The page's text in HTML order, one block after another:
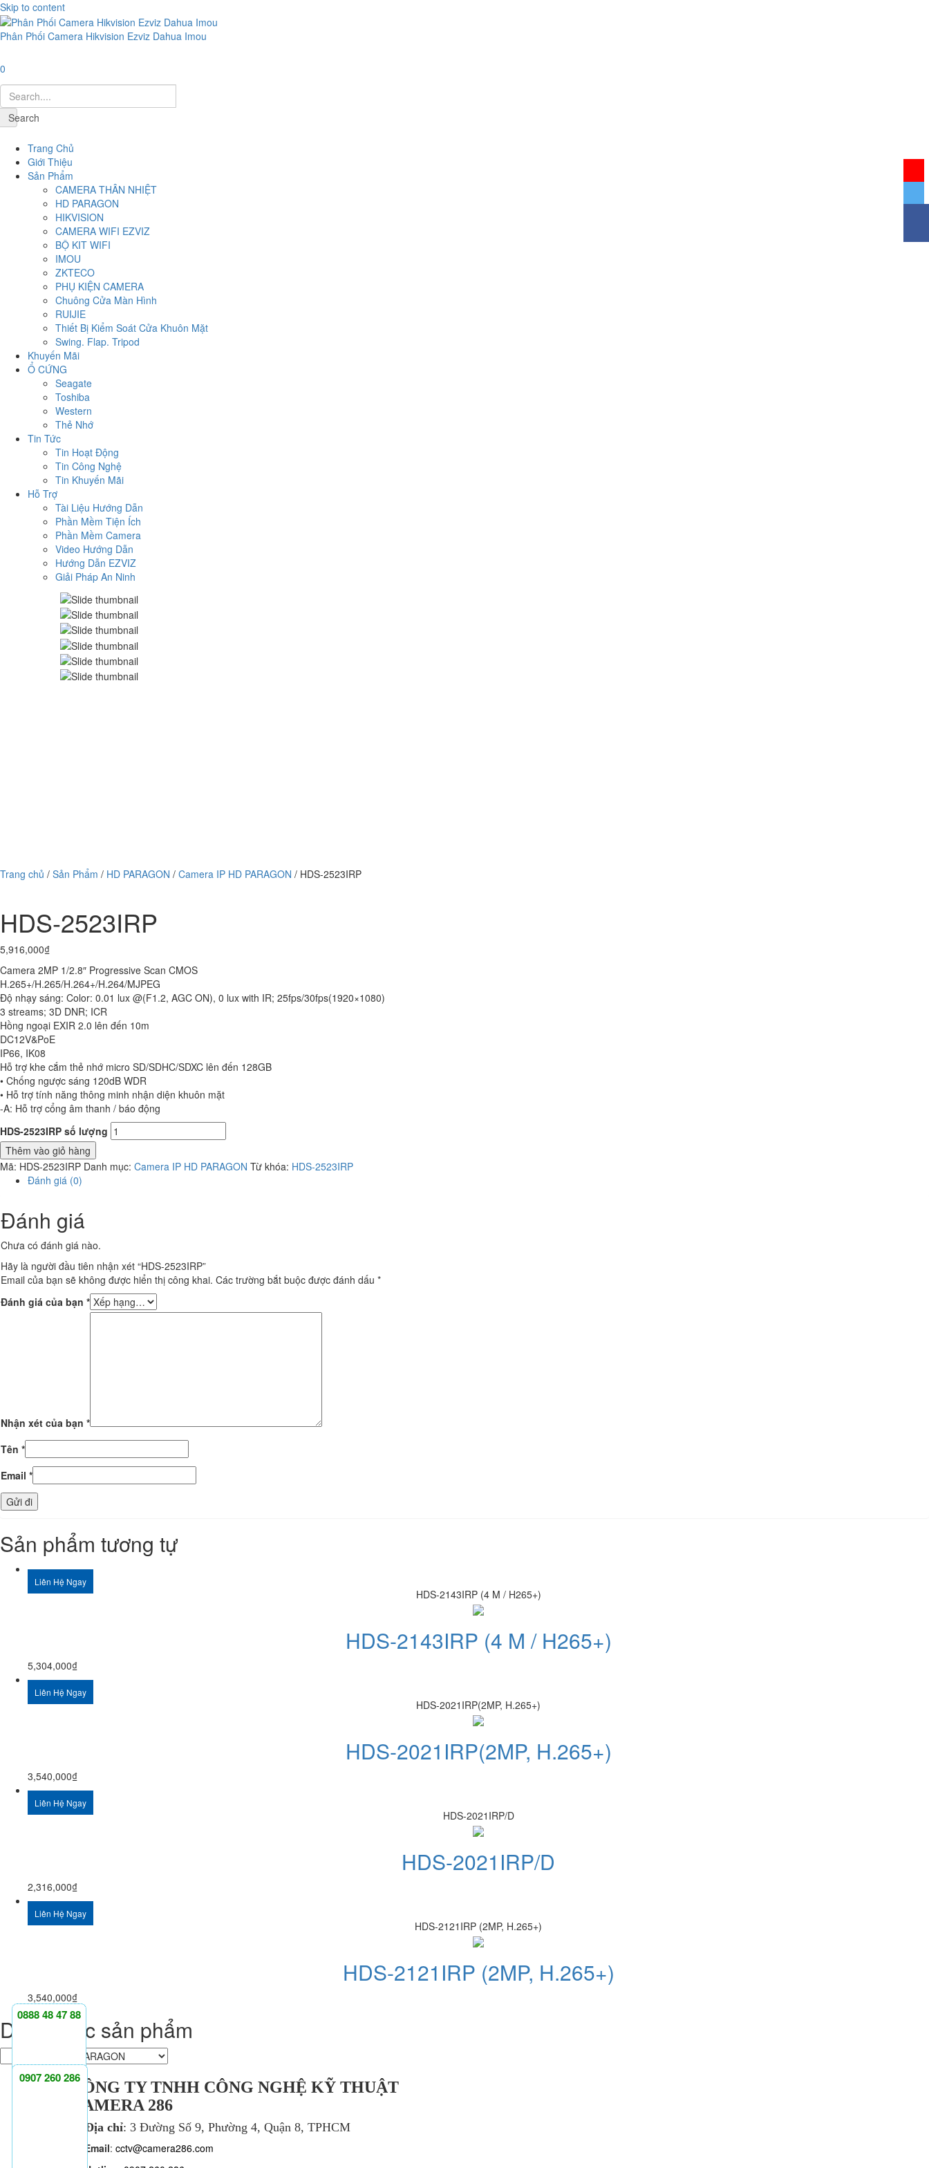
Skip to content
Phân Phối Camera Hikvision Ezviz Dahua Imou
0
Search
Trang Chủ
Giới Thiệu
Sản Phẩm
CAMERA THÂN NHIỆT
HD PARAGON
HIKVISION
CAMERA WIFI EZVIZ
BỘ KIT WIFI
IMOU
ZKTECO
PHỤ KIỆN CAMERA
Chuông Cửa Màn Hình
RUIJIE
Thiết Bị Kiểm Soát Cửa Khuôn Mặt
Swing. Flap. Tripod
Khuyến Mãi
Ổ CỨNG
Seagate
Toshiba
Western
Thẻ Nhớ
Tin Tức
Tin Hoạt Động
Tin Công Nghệ
Tin Khuyến Mãi
Hỗ Trợ
Tài Liệu Hướng Dẫn
Phần Mềm Tiện Ích
Phần Mềm Camera
Video Hướng Dẫn
Hướng Dẫn EZVIZ
Giải Pháp An Ninh
Trang chủ / Sản Phẩm / HD PARAGON / Camera IP HD PARAGON / HDS-2523IRP
HDS-2523IRP
5,916,000₫
Camera 2MP 1/2.8″ Progressive Scan CMOS
H.265+/H.265/H.264+/H.264/MJPEG
Độ nhạy sáng: Color: 0.01 lux @(F1.2, AGC ON), 0 lux with IR; 25fps/30fps(1920×1080)
3 streams; 3D DNR; ICR
Hồng ngoại EXIR 2.0 lên đến 10m
DC12V&PoE
IP66, IK08
Hỗ trợ khe cắm thẻ nhớ micro SD/SDHC/SDXC lên đến 128GB
• Chống ngược sáng 120dB WDR
• Hỗ trợ tính năng thông minh nhận diện khuôn mặt
-A: Hỗ trợ cổng âm thanh / báo động
HDS-2523IRP số lượng
Thêm vào giỏ hàng
Mã: HDS-2523IRP Danh mục: Camera IP HD PARAGON Từ khóa: HDS-2523IRP
Đánh giá (0)
Đánh giá
Chưa có đánh giá nào.
Hãy là người đầu tiên nhận xét “HDS-2523IRP”
Email của bạn sẽ không được hiển thị công khai. Các trường bắt buộc được đánh dấu *
Đánh giá của bạn *
Nhận xét của bạn *
Tên *
Email *
Sản phẩm tương tự
Liên Hệ Ngay
HDS-2143IRP (4 M / H265+)
HDS-2143IRP (4 M / H265+)
5,304,000₫
Liên Hệ Ngay
HDS-2021IRP(2MP, H.265+)
HDS-2021IRP(2MP, H.265+)
3,540,000₫
Liên Hệ Ngay
HDS-2021IRP/D
HDS-2021IRP/D
2,316,000₫
Liên Hệ Ngay
HDS-2121IRP (2MP, H.265+)
HDS-2121IRP (2MP, H.265+)
3,540,000₫
Danh mục sản phẩm
CÔNG TY TNHH CÔNG NGHỆ KỸ THUẬT
CAMERA 286
Địa chỉ: 3 Đường Số 9, Phường 4, Quận 8, TPHCM
Email: cctv@camera286.com
0888 48 47 88
0907 260 286